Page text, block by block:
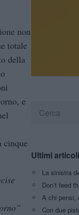
non
totale
della
e
cinque
Ultimi articoli
La sinistra
Don’t feed
A chi pensi,
Con due